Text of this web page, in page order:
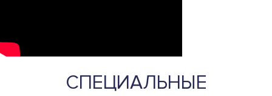
СПЕЦИАЛЬНЫЕ